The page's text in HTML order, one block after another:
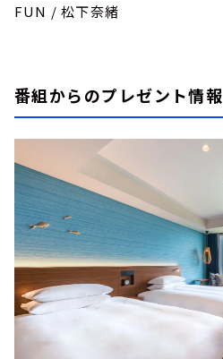
FUN / 松下奈緒
番組からのプレゼント情報